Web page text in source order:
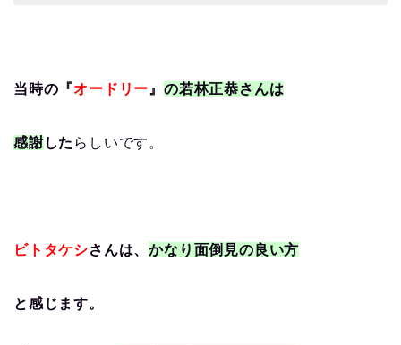
当時の『オードリー 』の若林正恭さんは
感謝した らしいです。
ビトタケシさんは、かなり面倒見の良い方
と感じます。